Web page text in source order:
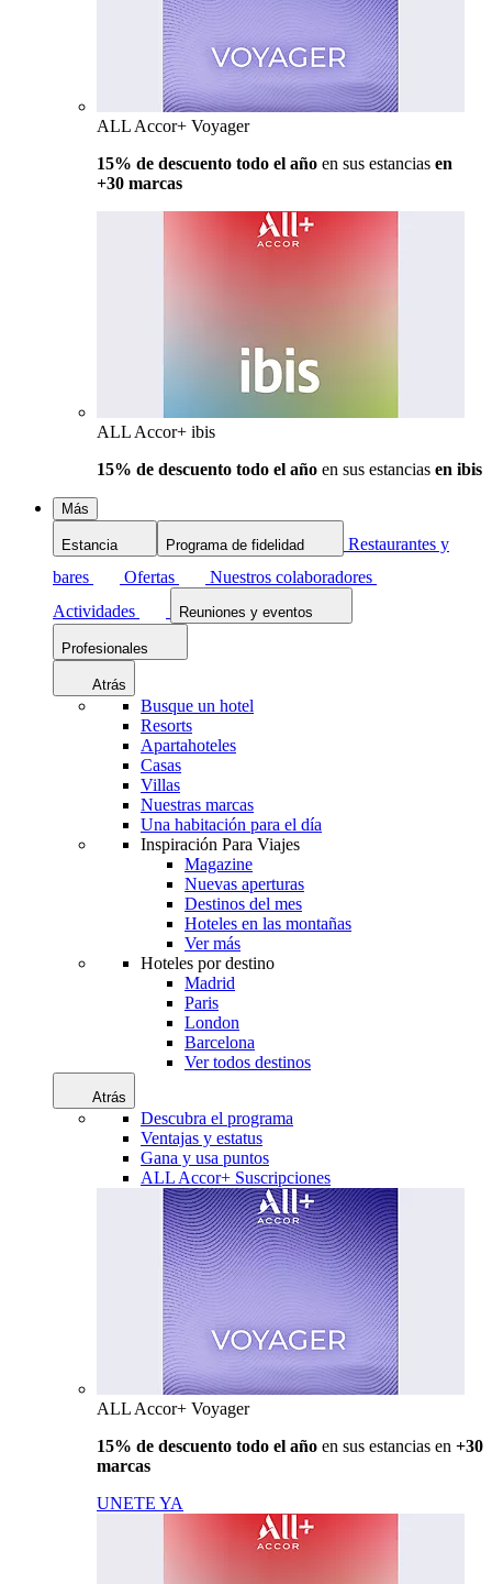
ALL Accor+ Voyager
15% de descuento todo el año en sus estancias en
+30 marcas
ALL Accor+ ibis
15% de descuento todo el año en sus estancias en ibis
Más
Estancia Programa de fidelidad
Restaurantes y
bares
Ofertas
Nuestros colaboradores
Actividades
Reuniones y eventos
Profesionales
Atrás
Busque un hotel
Resorts
Apartahoteles
Casas
Villas
Nuestras marcas
Una habitación para el día
Inspiración Para Viajes
Magazine
Nuevas aperturas
Destinos del mes
Hoteles en las montañas
Ver más
Hoteles por destino
Madrid
Paris
London
Barcelona
Ver todos destinos
Atrás
Descubra el programa
Ventajas y estatus
Gana y usa puntos
ALL Accor+ Suscripciones
ALL Accor+ Voyager
15% de descuento todo el año en sus estancias en +30
marcas
UNETE YA